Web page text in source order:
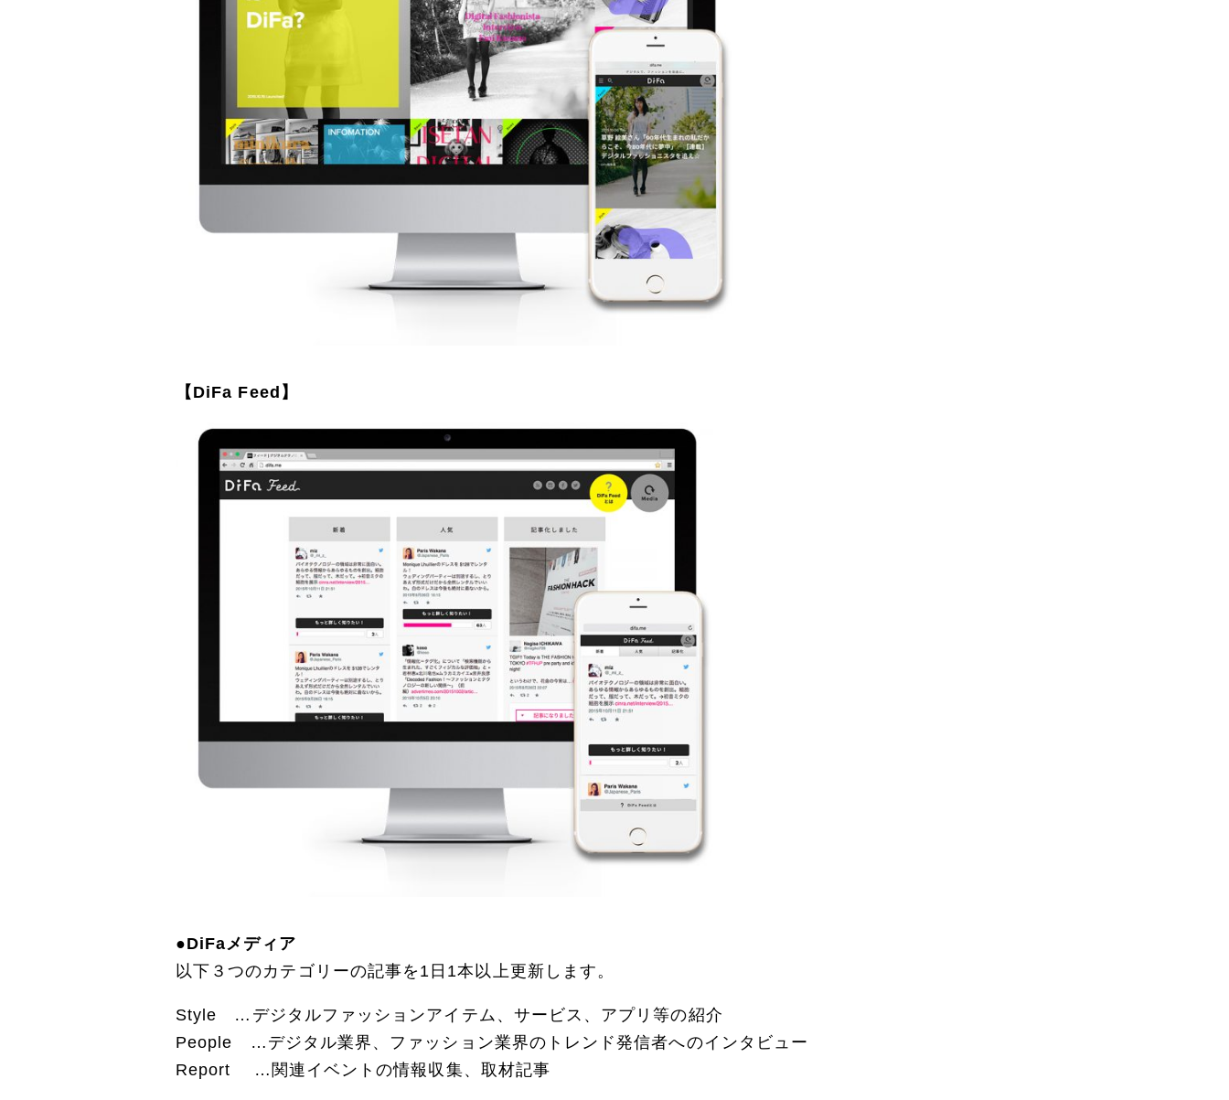
【DiFa Feed】
●DiFaメディア
以下３つのカテゴリーの記事を1日1本以上更新します。
Style …デジタルファッションアイテム、サービス、アプリ等の紹介
People …デジタル業界、ファッション業界のトレンド発信者へのインタビュー
Report …関連イベントの情報収集、取材記事